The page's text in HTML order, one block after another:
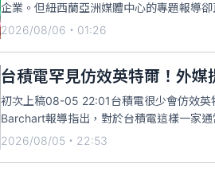
企業。但紐西蘭亞洲媒體中心的專題報導
仍可能忽略真正難以移植的優勢：支撐半
2026/08/06・01:26
台積電罕見仿效英特爾！外
初次上稿08-05 22:01台積電很少會仿效英
Barchart報導指出，對於台積電這樣一家
值得深入探討。此外，倘若在龐大的訂單
2026/08/05・22:53